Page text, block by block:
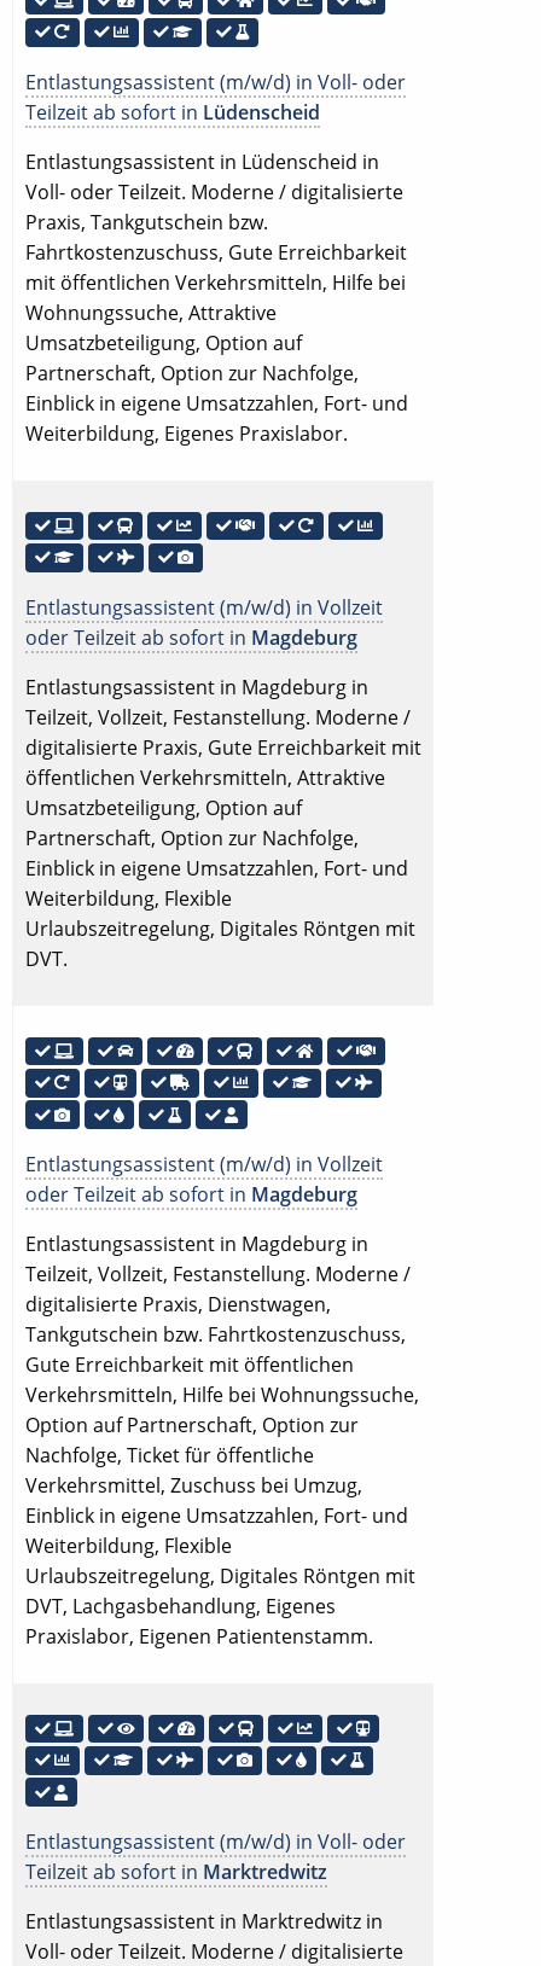
Entlastungsassistent (m/w/d) in Voll- oder
Teilzeit ab sofort in Lüdenscheid
Entlastungsassistent in Lüdenscheid in
Voll- oder Teilzeit. Moderne / digitalisierte
Praxis, Tankgutschein bzw.
Fahrtkostenzuschuss, Gute Erreichbarkeit
mit öffentlichen Verkehrsmitteln, Hilfe bei
Wohnungssuche, Attraktive
Umsatzbeteiligung, Option auf
Partnerschaft, Option zur Nachfolge,
Einblick in eigene Umsatzzahlen, Fort- und
Weiterbildung, Eigenes Praxislabor.
Entlastungsassistent (m/w/d) in Vollzeit
oder Teilzeit ab sofort in Magdeburg
Entlastungsassistent in Magdeburg in
Teilzeit, Vollzeit, Festanstellung. Moderne /
digitalisierte Praxis, Gute Erreichbarkeit mit
öffentlichen Verkehrsmitteln, Attraktive
Umsatzbeteiligung, Option auf
Partnerschaft, Option zur Nachfolge,
Einblick in eigene Umsatzzahlen, Fort- und
Weiterbildung, Flexible
Urlaubszeitregelung, Digitales Röntgen mit
DVT.
Entlastungsassistent (m/w/d) in Vollzeit
oder Teilzeit ab sofort in Magdeburg
Entlastungsassistent in Magdeburg in
Teilzeit, Vollzeit, Festanstellung. Moderne /
digitalisierte Praxis, Dienstwagen,
Tankgutschein bzw. Fahrtkostenzuschuss,
Gute Erreichbarkeit mit öffentlichen
Verkehrsmitteln, Hilfe bei Wohnungssuche,
Option auf Partnerschaft, Option zur
Nachfolge, Ticket für öffentliche
Verkehrsmittel, Zuschuss bei Umzug,
Einblick in eigene Umsatzzahlen, Fort- und
Weiterbildung, Flexible
Urlaubszeitregelung, Digitales Röntgen mit
DVT, Lachgasbehandlung, Eigenes
Praxislabor, Eigenen Patientenstamm.
Entlastungsassistent (m/w/d) in Voll- oder
Teilzeit ab sofort in Marktredwitz
Entlastungsassistent in Marktredwitz in
Voll- oder Teilzeit. Moderne / digitalisierte